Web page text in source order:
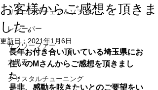
リスニングチェア＆ソファ
レシーバー
サブウーファー
大黒天
クリスタルチューニング
お客様からご感想を頂きま
した。
更新日： 2021年1月6日
長年お付き合い頂いている埼玉県にお
住いのMさんからご感想を頂きまし
た。
是非、感動を呟きたいとのご要望をい